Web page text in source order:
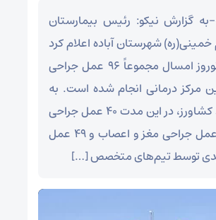
به گزارش نیکو: رئیس بیمارستان
شهرستان آباده اعلام کرد
که در ایام نوروز امسال مجموعاً ۹۶ عمل جراحی
مرکز درمانی انجام شده است. به
گفته محمد کشاورز، در این مدت ۴۰ عمل جراحی
عمومی، ۷ عمل جراحی مغز و اعصاب و ۴۹ عمل
توسط تیم‌های متخصص […]